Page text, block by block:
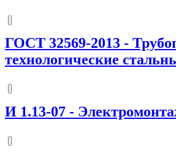
ГОСТ 32569-2013 -
технологические
И 1.13-07 -